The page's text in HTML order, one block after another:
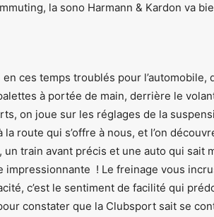
la sono Harmann & Kardon va
ces temps troublés pour l’automobile,
à portée de main, derrière le
on joue sur les réglages de la
route qui s’offre à nous, et l’on
un train avant précis et une auto qui sait
impressionnante ! Le freinage vous
c’est le sentiment de facilité qui
constater que la Clubsport sait se